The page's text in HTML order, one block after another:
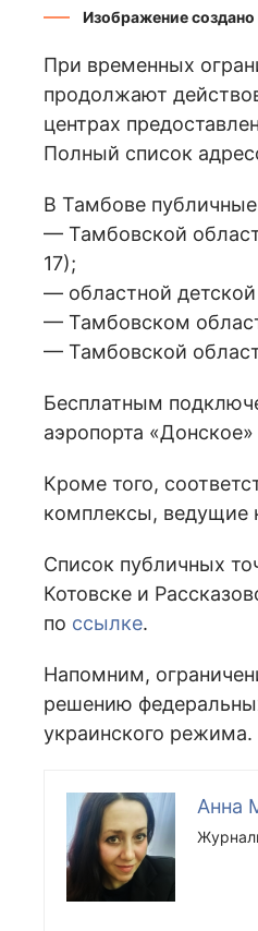
Изображение
При временных
продолжают
центрах
Полный список
В Тамбове
— Тамбовской
17);
— областной
— Тамбовском
— Тамбовской
Бесплатным
аэропорта
Кроме того,
комплексы, ведущие
Список публичных
Котовске и
по ссылке.
Напомним,
решению
украинского режима.
Анна